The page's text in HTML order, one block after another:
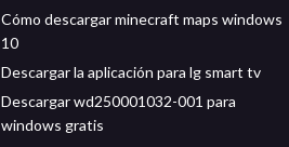
Cómo descargar minecraft maps windows
10
Descargar la aplicación para lg smart tv
Descargar wd250001032-001 para
windows gratis